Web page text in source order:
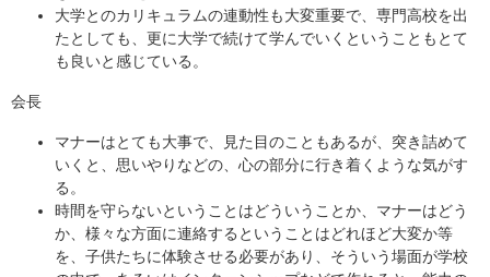
大学とのカリキュラムの連動性も大変重要で、専門高校を出
たとしても、更に大学で続けて学んでいくということもとて
も良いと感じている。
会長
マナーはとても大事で、見た目のこともあるが、突き詰めて
いくと、思いやりなどの、心の部分に行き着くような気がす
る。
時間を守らないということはどういうことか、マナーはどう
か、様々な方面に連絡するということはどれほど大変か等
を、子供たちに体験させる必要があり、そういう場面が学校